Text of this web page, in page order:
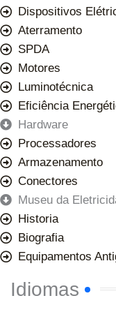
Dispositivos
Aterramento
SPDA
Motores
Luminotécnica
Eficiência
Hardware
Processadores
Armazenamento
Conectores
Museu da
Historia
Biografia
Equipamentos
Idiomas